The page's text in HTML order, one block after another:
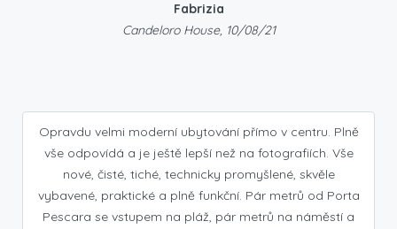
Fabrizia
Candeloro House, 10/08/21
Opravdu velmi moderní ubytování přímo v centru. Plně
vše odpovídá a je ještě lepší než na fotografiích. Vše
nové, čisté, tiché, technicky promyšlené, skvěle
vybavené, praktické a plně funkční. Pár metrů od Porta
Pescara se vstupem na pláž, pár metrů na náměstí a